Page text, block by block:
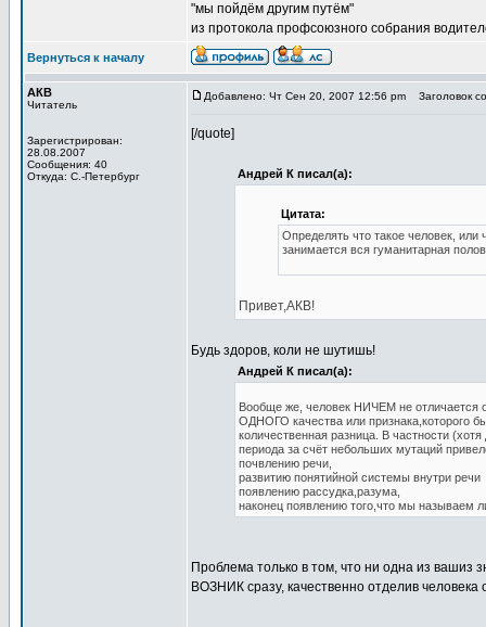
"мы пойдём другим путём"
из протокола профсоюзного собрания
Вернуться к началу
АКВ
Читатель
Зарегистрирован:
28.08.2007
Сообщения: 40
Откуда: С.-Петербург
Добавлено: Чт Сен 20, 2007 12:56 pm Заголовок
[/quote]
Андрей К писал(а):
Цитата:
Определять что такое человек,
занимается вся гуманитарная
Привет,АКВ!
Будь здоров, коли не шутишь!
Андрей К писал(а):
Вообще же, человек НИЧЕМ не отличается
ОДНОГО качества или признака,которого
количественная разница. В частности
периода за счёт небольших мутаций
почвлению речи,
развитию понятийной системы внутри речи
появлению рассудка,разума,
наконец появлению того,что мы называем
Проблема только в том, что ни одна из
ВОЗНИК сразу, качественно отделив человека